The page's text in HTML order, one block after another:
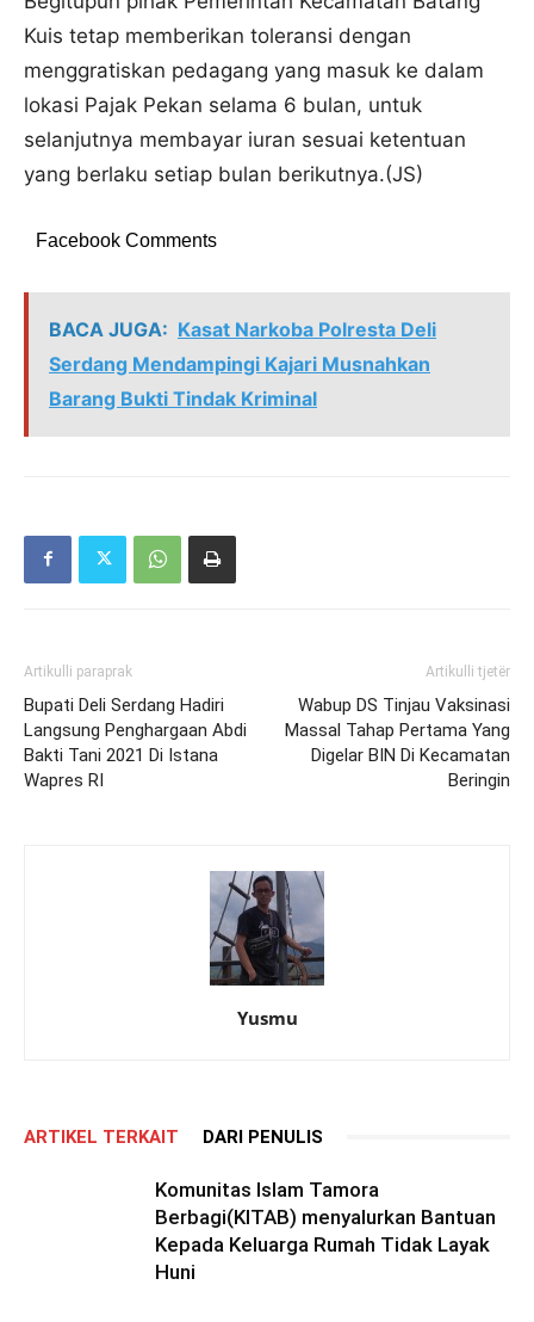
Kuis tetap memberikan toleransi dengan
menggratiskan pedagang yang masuk ke dalam
lokasi Pajak Pekan selama 6 bulan, untuk
selanjutnya membayar iuran sesuai ketentuan
yang berlaku setiap bulan berikutnya.(JS)
Facebook Comments
BACA JUGA: Kasat Narkoba Polresta Deli
Serdang Mendampingi Kajari Musnahkan
Barang Bukti Tindak Kriminal
Artikulli paraprak
Bupati Deli Serdang Hadiri
Langsung Penghargaan Abdi
Bakti Tani 2021 Di Istana
Wapres RI
Artikulli tjetër
Wabup DS Tinjau Vaksinasi
Massal Tahap Pertama Yang
Digelar BIN Di Kecamatan
Beringin
Yusmu
ARTIKEL TERKAIT DARI PENULIS
Komunitas Islam Tamora
Berbagi(KITAB) menyalurkan Bantuan
Kepada Keluarga Rumah Tidak Layak
Huni